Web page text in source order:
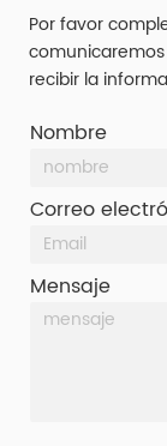
Por favor
recibir la
Nombre
Correo
Mensaje